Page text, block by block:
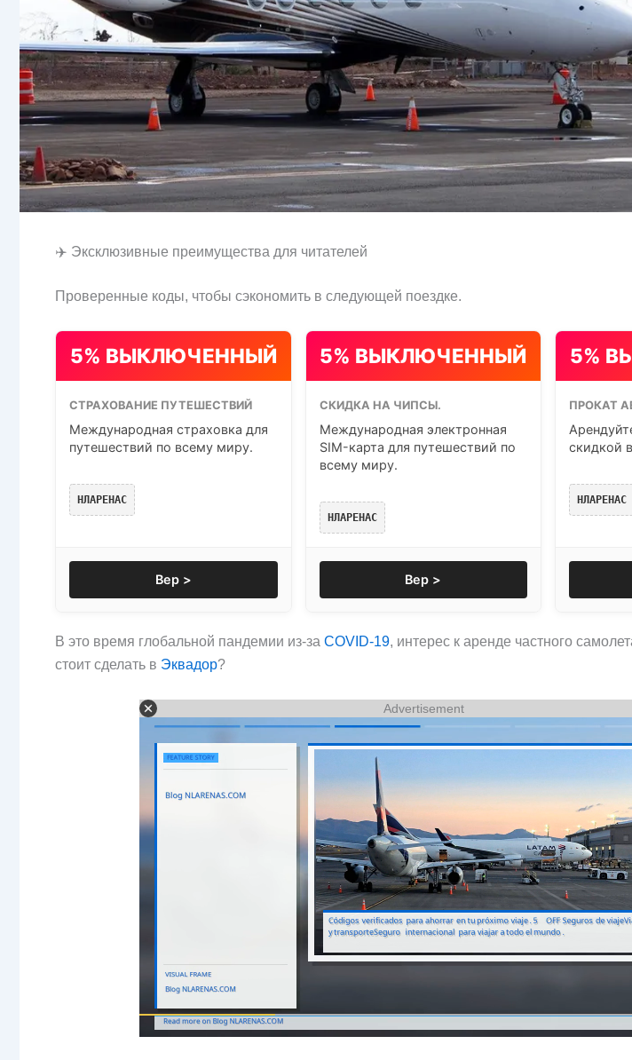
✈️ Эксклюзивные преимущества для читателей
Проверенные коды, чтобы сэкономить в следующей поездке.
5% ВЫКЛЮЧЕННЫЙ
СТРАХОВАНИЕ ПУТЕШЕСТВИЙ
Международная страховка для
путешествий по всему миру.
НЛАРЕНАС
Вер >
5% ВЫКЛЮЧЕННЫЙ
СКИДКА НА ЧИПСЫ.
Международная электронная
SIM-карта для путешествий по
всему миру.
НЛАРЕНАС
Вер >
5%
ПРОКАТ
скидкой
НЛАРЕНАС
В это время глобальной пандемии из-за COVID-19, интерес к аренде частного
стоит сделать в Эквадор?
Advertisement